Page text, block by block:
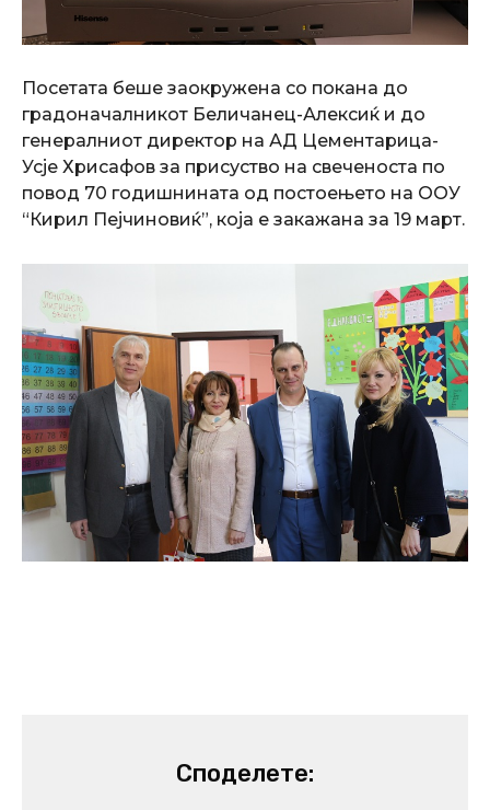
Посетата беше заокружена со покана до
градоначалникот Беличанец-Алексиќ и до
генералниот директор на АД Цементарица-
Усје Хрисафов за присуство на свеченоста по
повод 70 годишнината од постоењето на ООУ
“Кирил Пејчиновиќ”, која е закажана за 19 март.
Споделете: